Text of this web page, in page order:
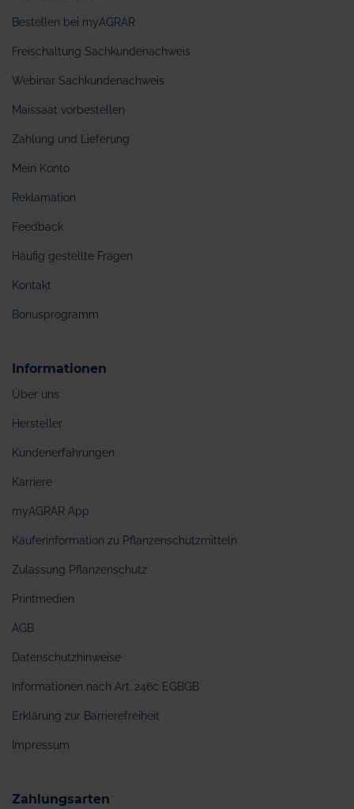
Bestellen bei myAGRAR
Freischaltung Sachkundenachweis
Webinar Sachkundenachweis
Maissaat vorbestellen
Zahlung und Lieferung
Mein Konto
Reklamation
Feedback
Häufig gestellte Fragen
Kontakt
Bonusprogramm
Informationen
Über uns
Hersteller
Kundenerfahrungen
Karriere
myAGRAR App
Käuferinformation zu Pflanzenschutzmitteln
Zulassung Pflanzenschutz
Printmedien
AGB
Datenschutzhinweise
Informationen nach Art. 246c EGBGB
Erklärung zur Barrierefreiheit
Impressum
Zahlungsarten